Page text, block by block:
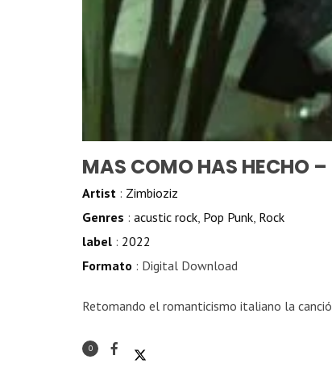
MAS COMO HAS HECHO
Artist : Zimbioziz
Genres : acustic rock Pop Punk Rock
label : 2022
Formato : Digital Download
Retomando el romanticismo italiano la
0